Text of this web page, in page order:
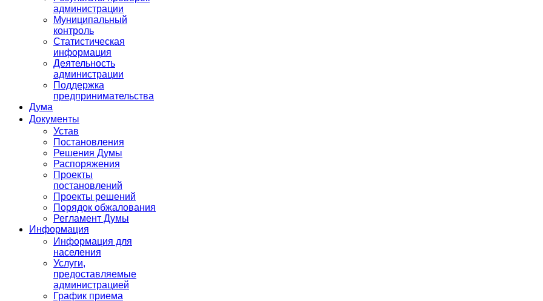
администрации
Муниципальный
контроль
Статистическая
информация
Деятельность
администрации
Поддержка
предпринимательства
Дума
Документы
Устав
Постановления
Решения Думы
Распоряжения
Проекты
постановлений
Проекты решений
Порядок обжалования
Регламент Думы
Информация
Информация для
населения
Услуги,
предоставляемые
администрацией
График приема